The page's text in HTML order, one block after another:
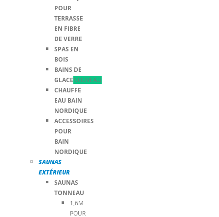
POUR
TERRASSE
EN FIBRE
DE VERRE
SPAS EN
BOIS
BAINS DE
GLACENOUVEAU
CHAUFFE
EAU BAIN
NORDIQUE
ACCESSOIRES
POUR
BAIN
NORDIQUE
SAUNAS
EXTÉRIEUR
SAUNAS
TONNEAU
1,6M
POUR